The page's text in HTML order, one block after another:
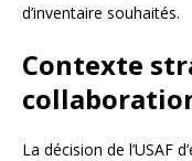
d’inventaire souhaités.
Contexte
La décision de l’USAF